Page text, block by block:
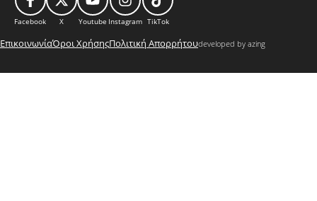
Facebook X Youtube Instagram TikTok
ΕπικοινωνίαΌροι ΧρήσηςΠολιτική Απορρήτουdeveloped by azing